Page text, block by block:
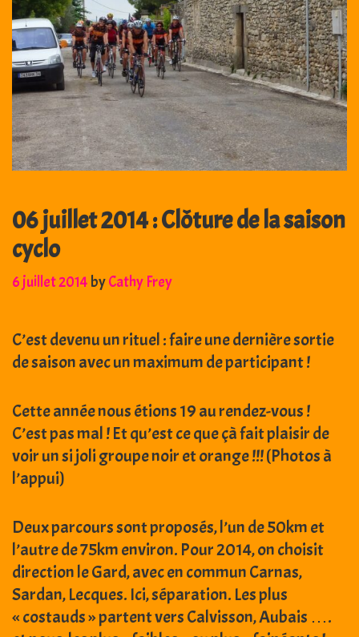
06 juillet 2014 : Clôture de la saison
cyclo
6 juillet 2014 byCathy Frey
C’est devenu un rituel : faire une dernière sortie
de saison avec un maximum de participant !
Cette année nous étions 19 au rendez-vous !
C’est pas mal ! Et qu’est ce que çà fait plaisir de
voir un si joli groupe noir et orange !!! (Photos à
l’appui)
Deux parcours sont proposés, l’un de 50km et
l’autre de 75km environ. Pour 2014, on choisit
direction le Gard, avec en commun Carnas,
Sardan, Lecques. Ici, séparation. Les plus
« costauds » partent vers Calvisson, Aubais ….